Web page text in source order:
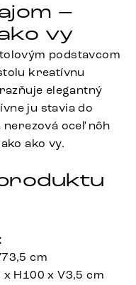
–
vy
podstavcom
kreatívnu
elegantný
ju stavia do
oceľ nôh
ako vy.
cm
H100 x V3,5 cm